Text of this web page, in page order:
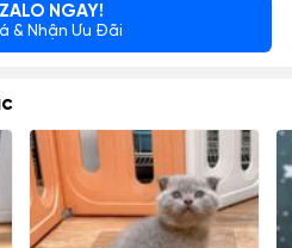
NGAY!
& Nhận Ưu Đãi